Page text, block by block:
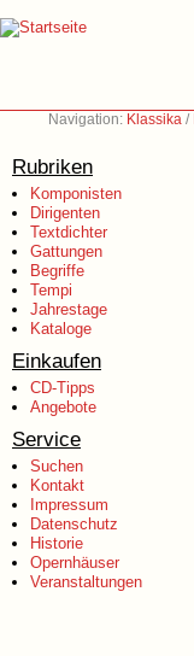
Navigation: Klassika /
Rubriken
Komponisten
Dirigenten
Textdichter
Gattungen
Begriffe
Tempi
Jahrestage
Kataloge
Einkaufen
CD-Tipps
Angebote
Service
Suchen
Kontakt
Impressum
Datenschutz
Historie
Opernhäuser
Veranstaltungen